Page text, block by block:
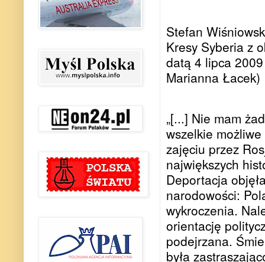
Stefan
Kresy Syberia z
datą 4 lipca
Marianna Łacek)
„[...] Nie mam
wszelkie
zajęciu przez
największych
Deportacja
narodowości:
wykroczenia.
orientację
podejrzana.
była